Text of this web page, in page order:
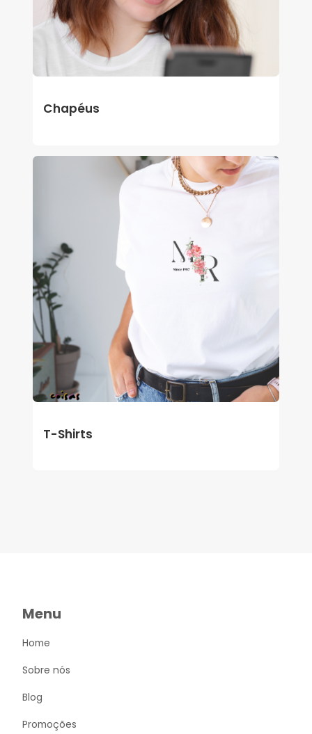
Chapéus
T-Shirts
Menu
Home
Sobre nós
Blog
Promoções